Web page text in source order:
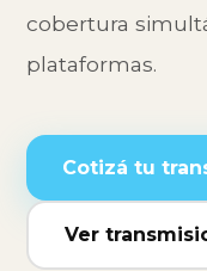
cobertura
plataformas.
Cotizá tu
Ver